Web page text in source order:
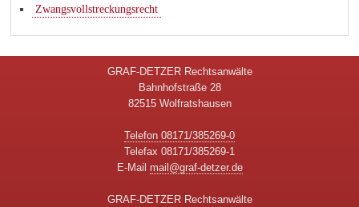
Zwangsvollstreckungsrecht
GRAF-DETZER Rechtsanwälte
Bahnhofstraße 28
82515 Wolfratshausen
Telefon 08171/385269-0
Telefax 08171/385269-1
E-Mail mail@graf-detzer.de
GRAF-DETZER Rechtsanwälte